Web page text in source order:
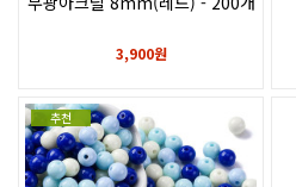
3,900원
추천